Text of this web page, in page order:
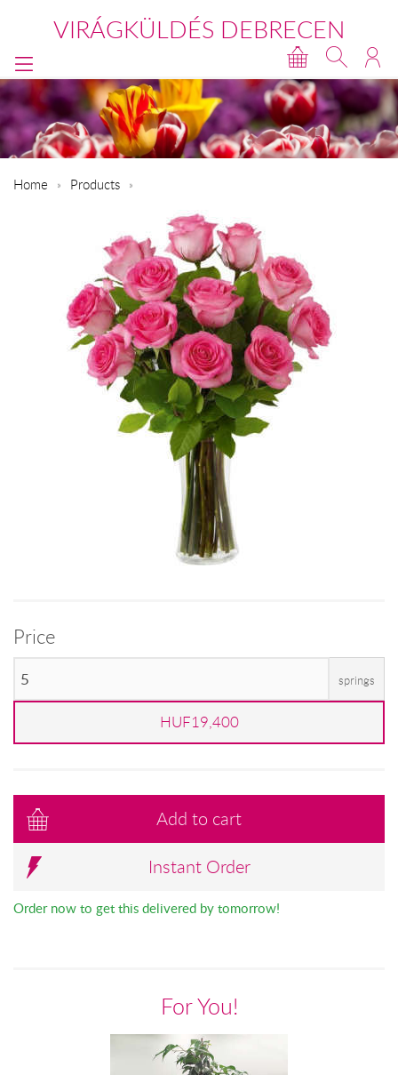
VIRÁGKÜLDÉS DEBRECEN
Home Products
Price
springs
HUF19,400
Add to cart
Instant Order
Order now to get this delivered by tomorrow!
For You!